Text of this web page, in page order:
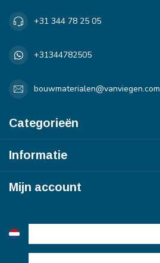
+31 344 78 25 05
+31344782505
bouwmaterialen@vanviegen.com
Categorieën
Informatie
Mijn account